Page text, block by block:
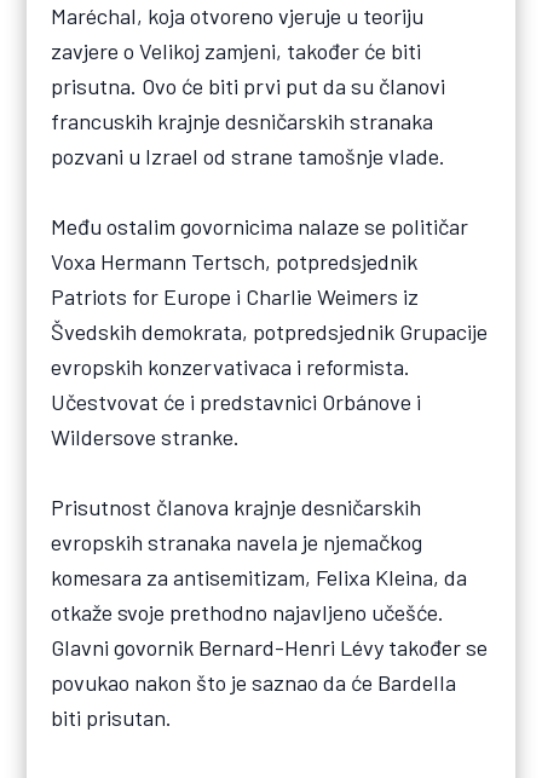
Maréchal, koja otvoreno vjeruje u teoriju
zavjere o Velikoj zamjeni, također će biti
prisutna. Ovo će biti prvi put da su članovi
francuskih krajnje desničarskih stranaka
pozvani u Izrael od strane tamošnje vlade.
Među ostalim govornicima nalaze se političar
Voxa Hermann Tertsch, potpredsjednik
Patriots for Europe i Charlie Weimers iz
Švedskih demokrata, potpredsjednik Grupacije
evropskih konzervativaca i reformista.
Učestvovat će i predstavnici Orbánove i
Wildersove stranke.
Prisutnost članova krajnje desničarskih
evropskih stranaka navela je njemačkog
komesara za antisemitizam, Felixa Kleina, da
otkaže svoje prethodno najavljeno učešće.
Glavni govornik Bernard-Henri Lévy također se
povukao nakon što je saznao da će Bardella
biti prisutan.